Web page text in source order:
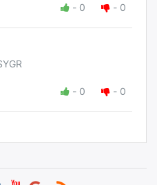
- 0 - 0
- 0 - 0